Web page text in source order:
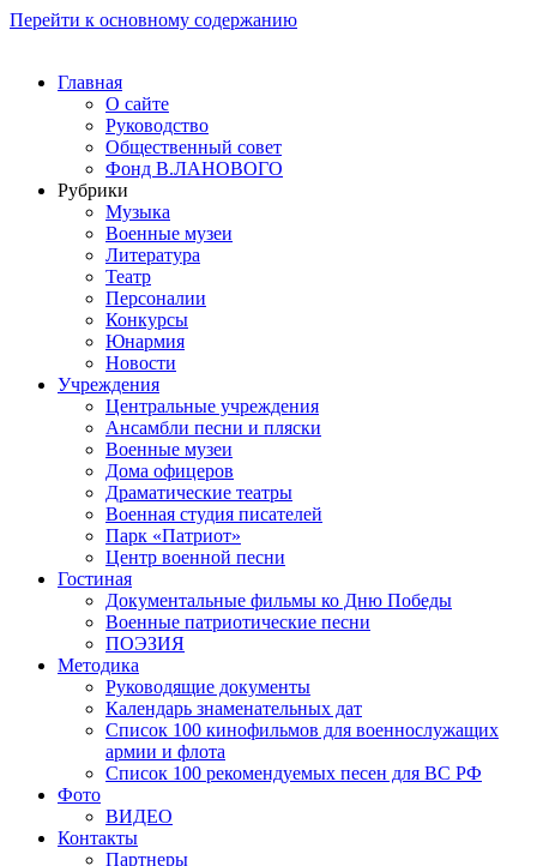
Перейти к основному содержанию
Главная
О сайте
Руководство
Общественный совет
Фонд В.ЛАНОВОГО
Рубрики
Музыка
Военные музеи
Литература
Театр
Персоналии
Конкурсы
Юнармия
Новости
Учреждения
Центральные учреждения
Ансамбли песни и пляски
Военные музеи
Дома офицеров
Драматические театры
Военная студия писателей
Парк «Патриот»
Центр военной песни
Гостиная
Документальные фильмы ко Дню Победы
Военные патриотические песни
ПОЭЗИЯ
Методика
Руководящие документы
Календарь знаменательных дат
Список 100 кинофильмов для военнослужащих
армии и флота
Список 100 рекомендуемых песен для ВС РФ
Фото
ВИДЕО
Контакты
Партнеры